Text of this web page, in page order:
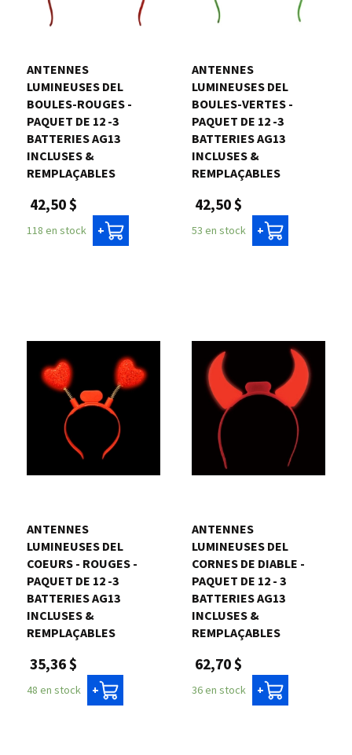
ANTENNES
LUMINEUSES DEL
BOULES-ROUGES -
PAQUET DE 12 -3
BATTERIES AG13
INCLUSES &
REMPLAÇABLES
42,50 $
118 en stock +
ANTENNES
LUMINEUSES DEL
BOULES-VERTES -
PAQUET DE 12 -3
BATTERIES AG13
INCLUSES &
REMPLAÇABLES
42,50 $
53 en stock +
ANTENNES
LUMINEUSES DEL
COEURS - ROUGES -
PAQUET DE 12 -3
BATTERIES AG13
INCLUSES &
REMPLAÇABLES
35,36 $
48 en stock +
ANTENNES
LUMINEUSES DEL
CORNES DE DIABLE -
PAQUET DE 12 - 3
BATTERIES AG13
INCLUSES &
REMPLAÇABLES
62,70 $
36 en stock +